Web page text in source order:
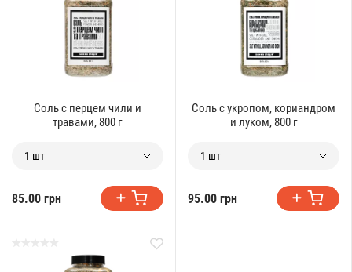
Соль с перцем чили и
травами, 800 г
1 шт
85.00 грн
Соль с укропом, кориандром
и луком, 800 г
1 шт
95.00 грн